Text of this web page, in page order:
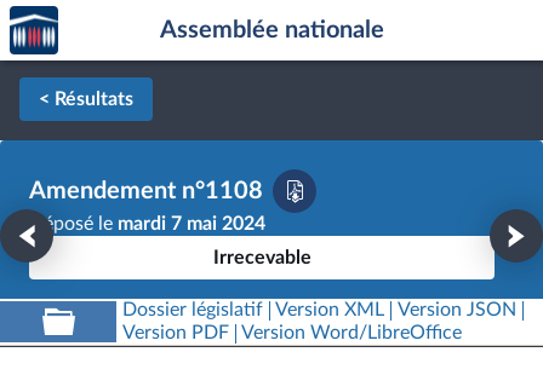
Aller au contenu
Aller en bas de la page
Accèder
à la
page
d'accueil
Assemblée nationale
< Résultats
Amendement n°1108
Déposé le mardi 7 mai 2024
Irrecevable
Dossier législatif Version XML
Version JSON
Version PDF
Version Word/LibreOffice